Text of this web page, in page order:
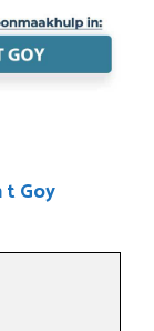
t Goy